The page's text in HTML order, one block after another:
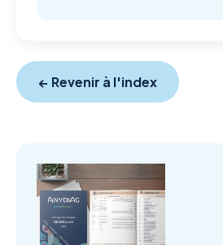
← Revenir à l'index